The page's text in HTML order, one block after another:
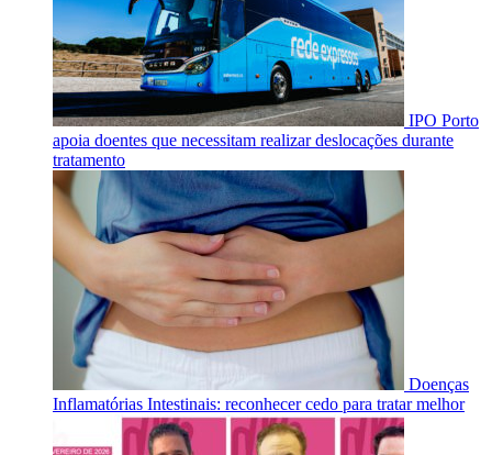
IPO Porto
apoia doentes que necessitam realizar deslocações durante
tratamento
Doenças
Inflamatórias Intestinais: reconhecer cedo para tratar melhor